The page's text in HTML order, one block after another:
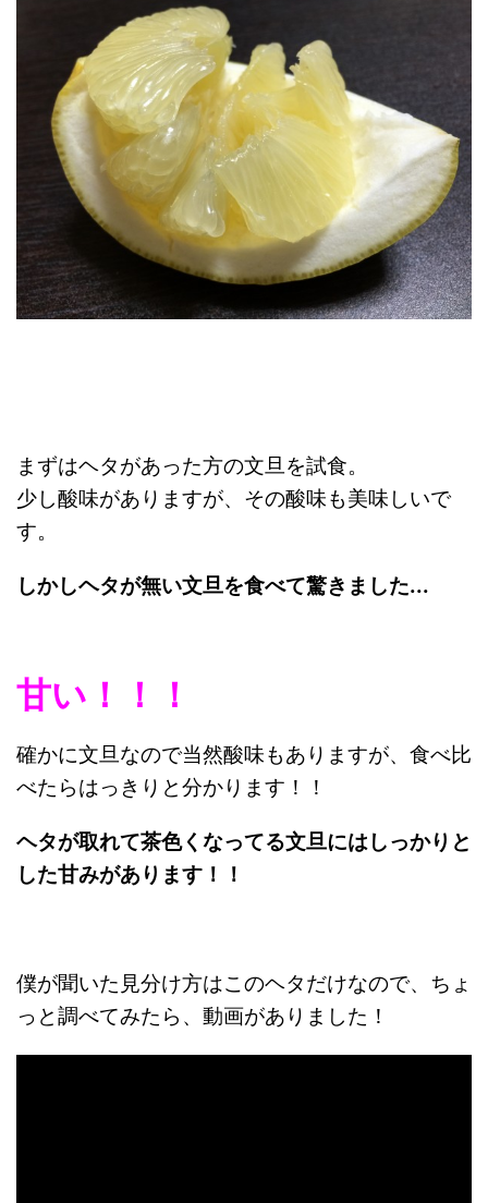
まずはヘタがあった方の文旦を試食。
少し酸味がありますが、その酸味も美味しいで
す。
しかしヘタが無い文旦を食べて驚きました...
甘い！！！
確かに文旦なので当然酸味もありますが、食べ比
べたらはっきりと分かります！！
ヘタが取れて茶色くなってる文旦にはしっかりと
した甘みがあります！！
僕が聞いた見分け方はこのヘタだけなので、ちょ
っと調べてみたら、動画がありました！